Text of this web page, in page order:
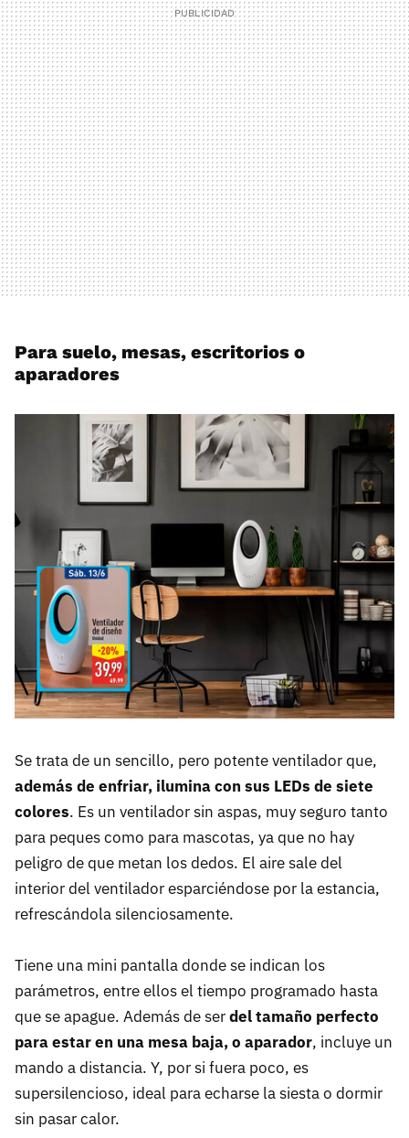
Para suelo, mesas, escritorios o
aparadores
Se trata de un sencillo, pero potente ventilador que,
además de enfriar, ilumina con sus LEDs de siete
colores. Es un ventilador sin aspas, muy seguro tanto
para peques como para mascotas, ya que no hay
peligro de que metan los dedos. El aire sale del
interior del ventilador esparciéndose por la estancia,
refrescándola silenciosamente.
Tiene una mini pantalla donde se indican los
parámetros, entre ellos el tiempo programado hasta
que se apague. Además de serdel tamaño perfecto
para estar en una mesa baja, o aparador, incluye un
mando a distancia. Y, por si fuera poco, es
supersilencioso, ideal para echarse la siesta o dormir
sin pasar calor.